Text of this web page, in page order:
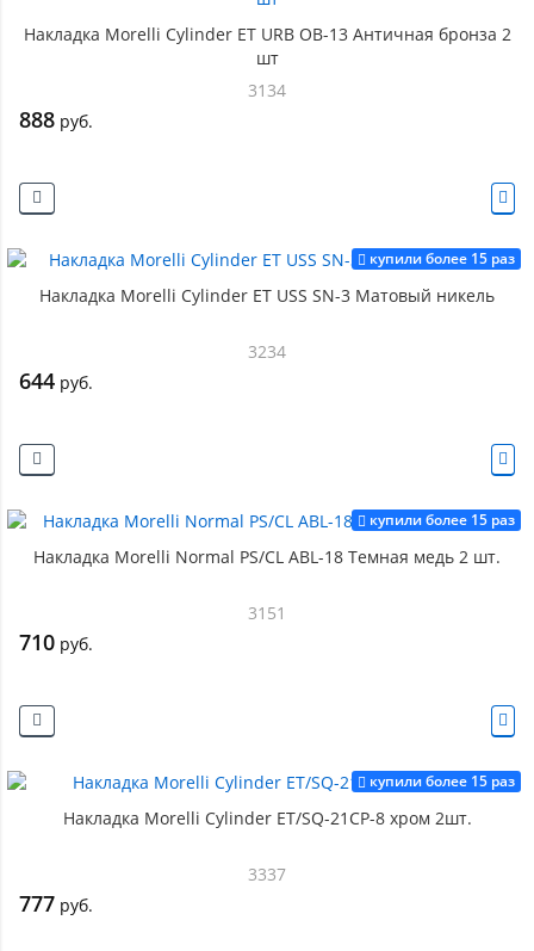
Накладка Morelli Cylinder ET URB OB-13 Античная бронза 2
шт
3134
888 руб.
купили более 15 раз
Накладка Morelli Cylinder ET USS SN-3 Матовый никель
3234
644 руб.
купили более 15 раз
Накладка Morelli Normal PS/CL ABL-18 Темная медь 2 шт.
3151
710 руб.
купили более 15 раз
Накладка Morelli Cylinder ET/SQ-21CP-8 хром 2шт.
3337
777 руб.